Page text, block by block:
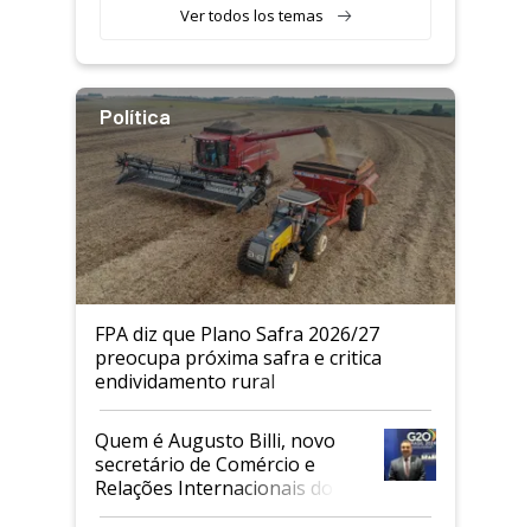
Ver todos los temas
Política
FPA diz que Plano Safra 2026/27
preocupa próxima safra e critica
endividamento rural
Quem é Augusto Billi, novo
secretário de Comércio e
Relações Internacionais do
Mapa